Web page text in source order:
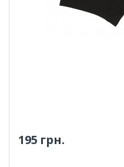
195 грн.